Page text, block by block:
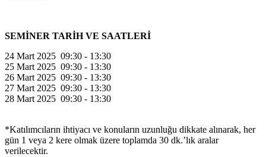
SEMİNER TARİH VE SAATLERİ
24 Mart 2025 09:30 - 13:30
25 Mart 2025 09:30 - 13:30
26 Mart 2025 09:30 - 13:30
27 Mart 2025 09:30 - 13:30
28 Mart 2025 09:30 - 13:30
*Katılımcıların ihtiyacı ve konuların uzunluğu dikkate alınarak, her
gün 1 veya 2 kere olmak üzere toplamda 30 dk.’lık aralar
verilecektir.